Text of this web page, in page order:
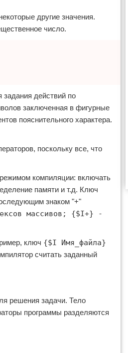
другие значения.
число.
действий по
заключенная в фигурные
пояснительного характера.
поскольку все, что
компиляции: включать
памяти и т.д. Ключ
знаком "+"
массивов; {$I+} -
ключ {$I Имя_файла}
считать заданный
решения задачи. Тело
программы разделяются